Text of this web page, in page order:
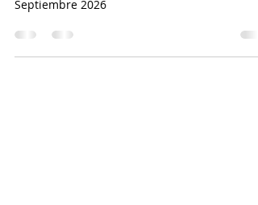
throug Collaboration
31th International Congress of The
Transplantation Society Sidney 20-23